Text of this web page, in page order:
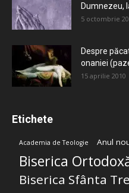
Dumnezeu,
5 octombrie
Despre
onaniei
15 aprilie 2010
Etichete
Academia de Teologie Anul
Biserica
Biserica Sfânta